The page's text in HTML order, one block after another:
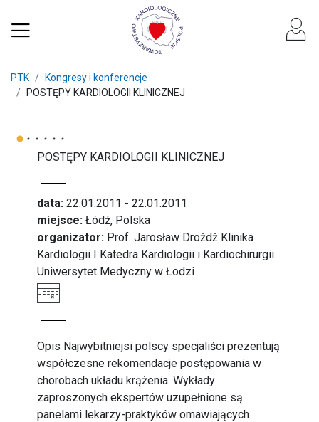
PTK
Kongresy i konferencje
POSTĘPY KARDIOLOGII KLINICZNEJ
POSTĘPY KARDIOLOGII KLINICZNEJ
data: 22.01.2011 - 22.01.2011
miejsce: Łódź, Polska
organizator: Prof. Jarosław Drożdż Klinika
Kardiologii I Katedra Kardiologii i Kardiochirurgii
Uniwersytet Medyczny w Łodzi
Opis Najwybitniejsi polscy specjaliści prezentują
współczesne rekomendacje postępowania w
chorobach układu krążenia. Wykłady
zaproszonych ekspertów uzupełnione są
panelami lekarzy-praktyków omawiających